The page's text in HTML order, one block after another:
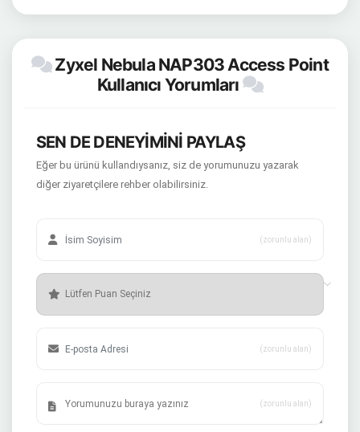
Zyxel Nebula NAP303 Access Point
Kullanıcı Yorumları
SEN DE DENEYİMİNİ PAYLAŞ
Eğer bu ürünü kullandıysanız, siz de yorumunuzu yazarak
diğer ziyaretçilere rehber olabilirsiniz.
(zorunlu alan)
(zorunlu alan)
(zorunlu alan)